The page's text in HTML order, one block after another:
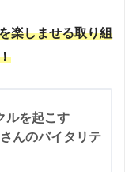
楽しませる取り組
ルを起こす
んのバイタリテ